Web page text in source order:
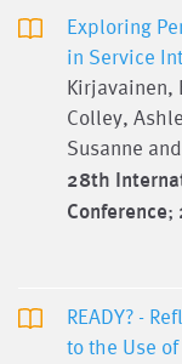
Exploring
in Service
Kirjavainen,
Colley,
Susanne
28th
Conference;
READY? -
to the Use